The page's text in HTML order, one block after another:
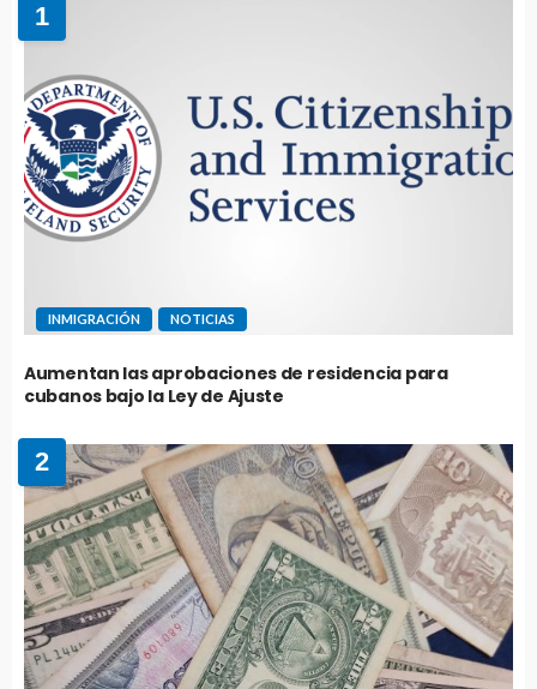
1
INMIGRACIÓN NOTICIAS
Aumentan las aprobaciones de residencia para
cubanos bajo la Ley de Ajuste
2